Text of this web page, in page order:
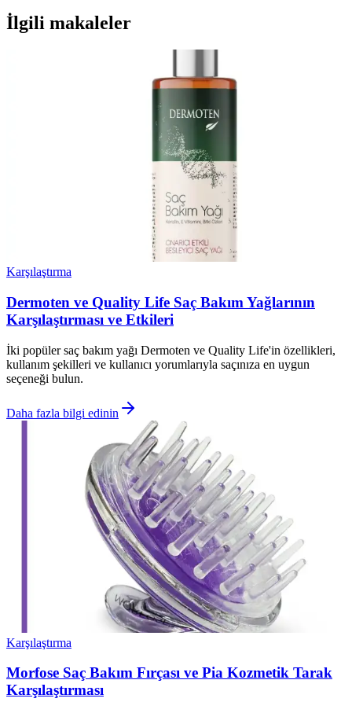
İlgili makaleler
Karşılaştırma
Dermoten ve Quality Life Saç Bakım Yağlarının
Karşılaştırması ve Etkileri
İki popüler saç bakım yağı Dermoten ve Quality Life'in özellikleri,
kullanım şekilleri ve kullanıcı yorumlarıyla saçınıza en uygun
seçeneği bulun.
Daha fazla bilgi edinin
Karşılaştırma
Morfose Saç Bakım Fırçası ve Pia Kozmetik Tarak
Karşılaştırması